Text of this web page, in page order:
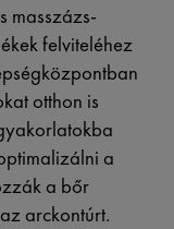
masszázs-
felviteléhez
otthon is
a
a bőr
arckontúrt.